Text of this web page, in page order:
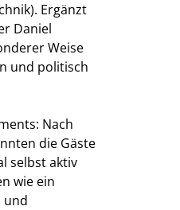
Ergänzt
Daniel
Weise
und politisch
Nach
die Gäste
selbst aktiv
wie ein
und